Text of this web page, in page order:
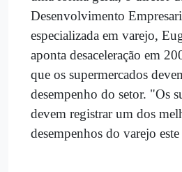
Desenvolvimento
especializada em varejo,
aponta desaceleração em
que os supermercados
desempenho do setor. "Os
devem registrar um dos
desempenhos do varejo